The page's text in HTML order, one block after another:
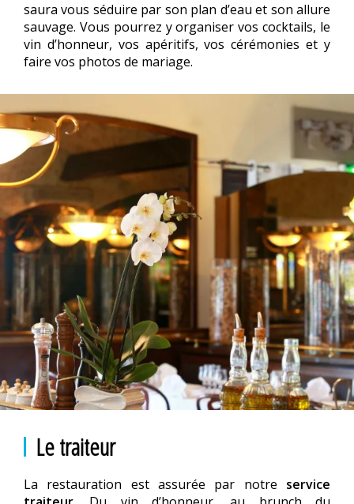
saura vous séduire par son plan d’eau et son allure
sauvage. Vous pourrez y organiser vos cocktails, le
vin d’honneur, vos apéritifs, vos cérémonies et y
faire vos photos de mariage.
Le traiteur
La restauration est assurée par notre service